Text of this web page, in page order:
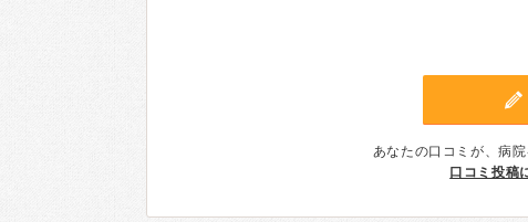
あなたの口コミが、病
口コミ投稿